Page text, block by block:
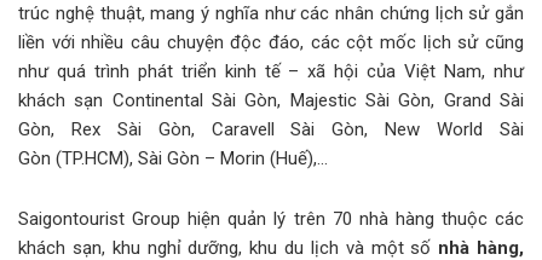
trúc nghệ thuật, mang ý nghĩa như các nhân chứng lịch sử gắn
liền với nhiều câu chuyện độc đáo, các cột mốc lịch sử cũng
như quá trình phát triển kinh tế – xã hội của Việt Nam, như
khách sạn Continental Sài Gòn, Majestic Sài Gòn, Grand Sài
Gòn, Rex Sài Gòn, Caravell Sài Gòn, New World Sài
Gòn (TP.HCM), Sài Gòn – Morin (Huế),…
Saigontourist Group hiện quản lý trên 70 nhà hàng thuộc các
khách sạn, khu nghỉ dưỡng, khu du lịch và một số nhà hàng,